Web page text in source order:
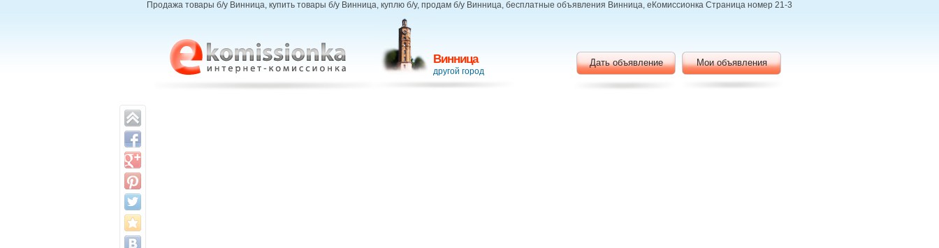
Продажа товары б/у Винница, купить товары б/у Винница, куплю б/у, продам б/у Винница, бесплатные объявления Винница, еКомиссионка Страница номер 21-3
Винница
другой город
Дать объявление Мои объявления